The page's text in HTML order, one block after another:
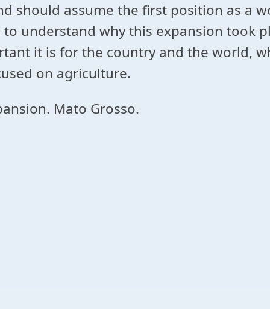
should assume the first position as a
to understand why this expansion took
it is for the country and the world,
on agriculture.
Mato Grosso.